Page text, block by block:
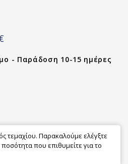
- Παράδοση 10-15 ημέρες
τεμαχίου. Παρακαλούμε ελέγξτε
που επιθυμείτε για το